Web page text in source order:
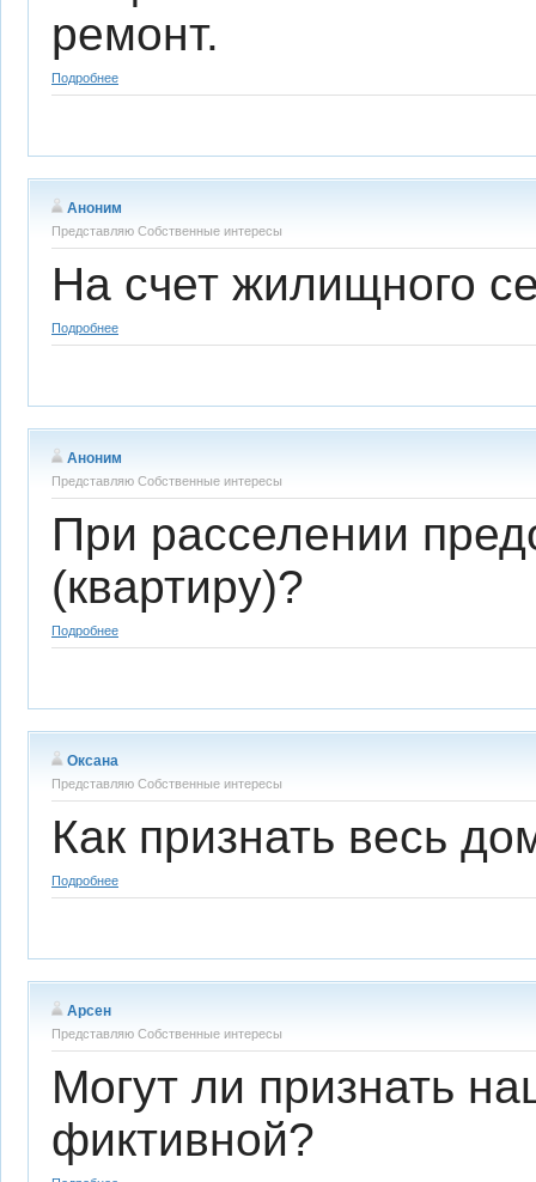
ремонт.
Подробнее
Аноним
Представляю Собственные интересы
На счет жилищного
Подробнее
Аноним
Представляю Собственные интересы
При расселении
(квартиру)?
Подробнее
Оксана
Представляю Собственные интересы
Как признать весь
Подробнее
Арсен
Представляю Собственные интересы
Могут ли признать
фиктивной?